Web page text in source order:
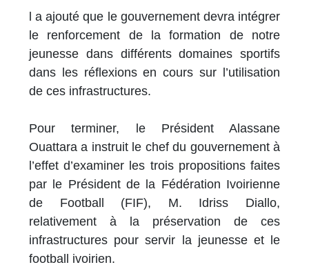
l a ajouté que le gouvernement devra intégrer
le renforcement de la formation de notre
jeunesse dans différents domaines sportifs
dans les réflexions en cours sur l’utilisation
de ces infrastructures.
Pour terminer, le Président Alassane
Ouattara a instruit le chef du gouvernement à
l’effet d’examiner les trois propositions faites
par le Président de la Fédération Ivoirienne
de Football (FIF), M. Idriss Diallo,
relativement à la préservation de ces
infrastructures pour servir la jeunesse et le
football ivoirien.